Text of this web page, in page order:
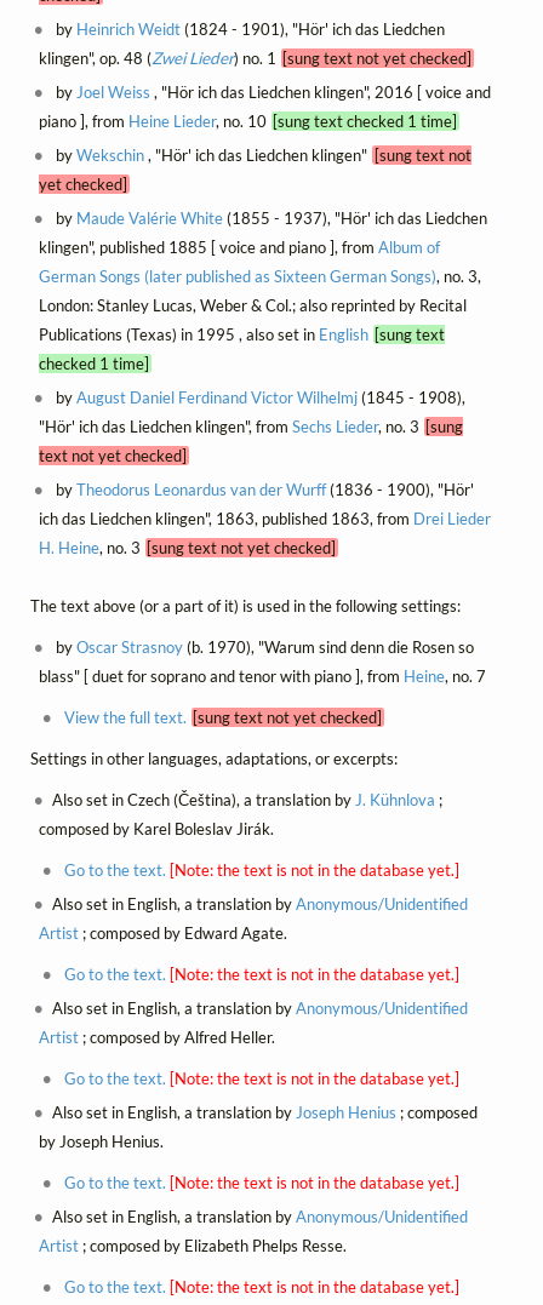
by Heinrich Weidt(1824 - 1901), "Hör' ich das Liedchen
klingen", op. 48 (Zwei Lieder) no. 1
[sung text not yet checked]
by Joel Weiss , "Hör ich das Liedchen klingen", 2016 [ voice and
piano ], from Heine Lieder, no. 10 [sung text checked 1 time]
byWekschin, "Hör' ich das Liedchen klingen" [sung text not
yet checked]
by Maude Valérie White(1855 - 1937), "Hör' ich das Liedchen
klingen", published 1885 [ voice and piano ], from Album of
German Songs (later published as Sixteen German Songs), no. 3,
London: Stanley Lucas, Weber & Col.; also reprinted by Recital
Publications (Texas) in 1995 , also set in English [sung text
checked 1 time]
byAugust Daniel Ferdinand Victor Wilhelmj(1845 - 1908),
"Hör' ich das Liedchen klingen", from Sechs Lieder, no. 3 [sung
text not yet checked]
byTheodorus Leonardus van der Wurff(1836 - 1900), "Hör'
ich das Liedchen klingen", 1863, published 1863, from Drei Lieder
H. Heine, no. 3 [sung text not yet checked]
The text above (or a part of it) is used in the following settings:
byOscar Strasnoy(b. 1970), "Warum sind denn die Rosen so
blass" [ duet for soprano and tenor with piano ], from Heine, no. 7
View the full text. [sung text not yet checked]
Settings in other languages, adaptations, or excerpts:
Also set in Czech (Čeština), a translation by J. Kühnlova ;
composed by Karel Boleslav Jirák.
Go to the text. [Note: the text is not in the database yet.]
Also set in English, a translation byAnonymous/Unidentified
Artist; composed by Edward Agate.
Go to the text. [Note: the text is not in the database yet.]
Also set in English, a translation byAnonymous/Unidentified
Artist; composed by Alfred Heller.
Go to the text. [Note: the text is not in the database yet.]
Also set in English, a translation byJoseph Henius ; composed
by Joseph Henius.
Go to the text. [Note: the text is not in the database yet.]
Also set in English, a translation byAnonymous/Unidentified
Artist; composed by Elizabeth Phelps Resse.
Go to the text. [Note: the text is not in the database yet.]